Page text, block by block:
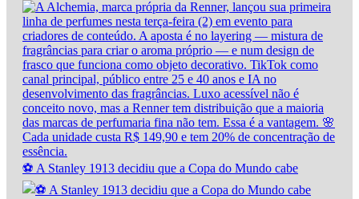
⚽ A Stanley 1913 decidiu que a Copa do Mundo cabe